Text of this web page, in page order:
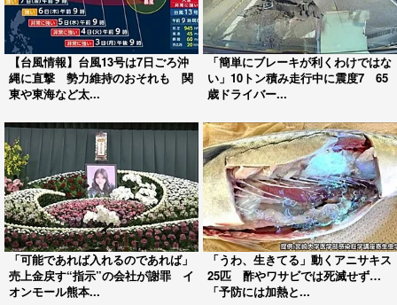
【台風情報】台風13号は7日ごろ沖
縄に直撃 勢力維持のおそれも 関
東や東海など太...
「簡単にブレーキが利くわけではな
い」10トン積み走行中に震度7 65
歳ドライバー...
「可能であれば入れるのであれば」
売上金戻す“指示”の会社が謝罪 イ
オンモール熊本...
「うわ、生きてる」動くアニサキス
25匹 酢やワサビでは死滅せず…
「予防には加熱と...